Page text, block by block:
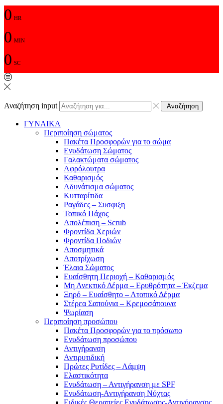
0 HR
0 MIN
0 SC
Αναζήτηση input Αναζήτηση
ΓΥΝΑΙΚΑ
Περιποίηση σώματος
Πακέτα Προσφορών για το σώμα
Ενυδάτωση Σώματος
Γαλακτώματα σώματος
Αφρόλουτρα
Καθαρισμός
Αδυνάτισμα σώματος
Κυτταρίτιδα
Ραγάδες – Συσφιξη
Τοπικό Πάχος
Απολέπιση – Scrub
Φροντίδα Χεριών
Φροντίδα Ποδιών
Αποσμητικά
Αποτρίχωση
Έλαια Σώματος
Ευαίσθητη Περιοχή – Καθαρισμός
Μη Ανεκτικό Δέρμα – Ερυθρότητα – Έκζεμα
Ξηρό – Ευαίσθητο – Ατοπικό Δέρμα
Στέρεα Σαπούνια – Κρεμοσάπουνα
Ψωρίαση
Περιποίηση προσώπου
Πακέτα Προσφορών για το πρόσωπο
Ενυδάτωση προσώπου
Αντιγήρανση
Αντιρυτιδική
Πρώτες Ρυτίδες – Λάμψη
Ελαστικότητα
Ενυδάτωση – Αντιγήρανση με SPF
Ενυδάτωση-Αντιγήρανση Νύχτας